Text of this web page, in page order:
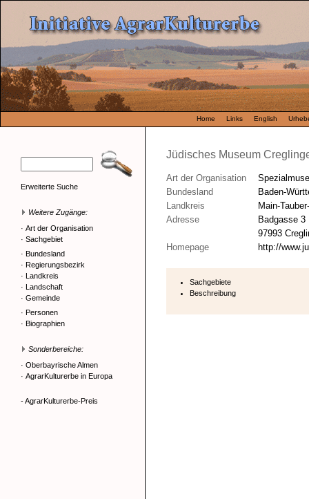
Home Links English
Erweiterte Suche
Weitere Zugänge:
· Art der Organisation
· Sachgebiet
· Bundesland
· Regierungsbezirk
· Landkreis
· Landschaft
· Gemeinde
· Personen
· Biographien
Sonderbereiche:
· Oberbayrische Almen
· AgrarKulturerbe in Europa
- AgrarKulturerbe-Preis
Jüdisches Museum
Art der Organisation
Bundesland
Baden-
Landkreis
Main-
Adresse
Badgasse 3
97993
Homepage
http://
Sachgebiete
Beschreibung